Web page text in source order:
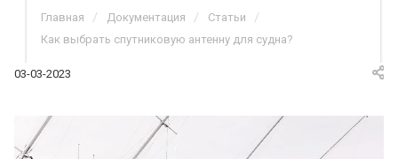
Главная / Документация / Статьи /
Как выбрать спутниковую антенну для судна?
03-03-2023